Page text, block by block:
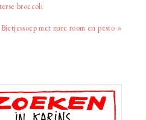
broccoli
Volgend
Bietjessoep met zure room en pesto »